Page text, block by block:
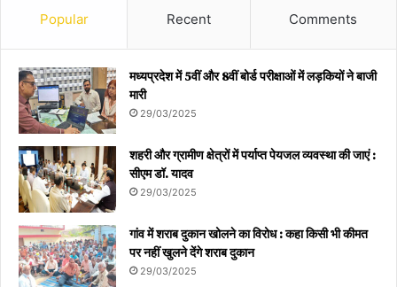
Popular Recent Comments
मध्यप्रदेश में 5वीं और 8वीं बोर्ड परीक्षाओं में लड़कियों ने बाजी
मारी
29/03/2025
शहरी और ग्रामीण क्षेत्रों में पर्याप्त पेयजल व्यवस्था की जाएं :
सीएम डॉ. यादव
29/03/2025
गांव में शराब दुकान खोलने का विरोध : कहा किसी भी कीमत
पर नहीं खुलने देंगे शराब दुकान
29/03/2025